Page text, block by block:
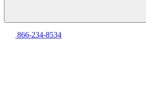
866-234-8534